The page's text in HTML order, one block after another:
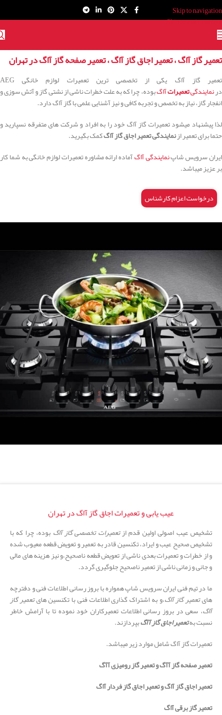
Skip to navigation
Skip to main content
تعمیر گاز آاگ ، تعمیر اجاق گاز آاگ ، تعمیر صفحه گاز آاگ در تهران
تعمیر گاز آاگ یکی از تخصصی ترین تعمیرات لوازم خانگی AEG
درنمایندگیتعمیراتآاگبوده، چرا که به علت خطرات ناشی از نشتی گاز و آتش سوزی و
انفجار گاز، نیاز به تخصص و تجربه کافی و نیز آشنایی علمی با گاز آاگ دارد.
لذا پیشنهاد میشود تعمیرات گاز آاگ خود را به افراد و شرکت های متفرقه نسپارید و
حتما برای تعمیر ازنمایندگی تعمیر اجاق گاز آاگکمک بگیرید.
ایران سرویس شاپنمایندگی آاگآماده ارائه مشاوره تعمیرات لوازم خانگی به شما کار
بر عزیز میباشد.
درخواست اعزام کارشناس
عیب یابی و تعمیرات اجاق گاز آاگ در تهران
تشخیص عیب اصولی اولین قدم ازتعمیرات تخصصی گاز آاگ بوده، چرا که با
تشخیص صحیح عیب و ایراد، تکنسین قادر به تعمیر و تعویض قطعه معیوب شده
و از خطرات و تعمیرات بعدی ناشی از تعویض قطعه ناصحیح،و نیز هزینه های مالی
و جانی و زمانی ناشی از تعمیر ناصحیح جلوگیری گردد.
ما در تیم فنی ایران سرویس شاپ همواره با بروز رسانی اطلاعات فنی و دفترچه
هایتعمیر گاز آاگ،و به اشتراک گذاری اطلاعات فنی با تکنسین هایتعمیر گاز
آاگ، سعی در بروز رسانی اطلاعات تعمیرکاران خود نموده تا با آرامش خاطر
نسبت بهتعمیر اجاق گاز آآگبپردازند.
تعمیرات گاز آاگ شامل موارد زیر میباشد.
تعمیر صفحه گاز آآگ و تعمیر گاز رومیزی آآگ
تعمیر اجاق گاز آاگ و تعمیر اجاق گاز فردار آاگ
تعمیر گاز برقی آاگ